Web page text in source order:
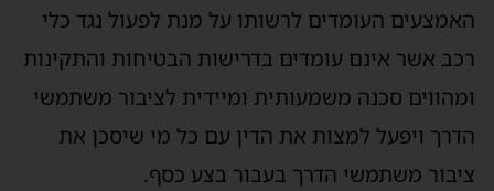
האמצעים העומדים לרשותו על מנת לפעול נגד כלי
רכב אשר אינם עומדים בדרישות הבטיחות והתקינות
ומהווים סכנה משמעותית ומיידית לציבור משתמשי
הדרך ויפעל למצות את הדין עם כל מי שיסכן את
ציבור משתמשי הדרך בעבור בצע כסף.